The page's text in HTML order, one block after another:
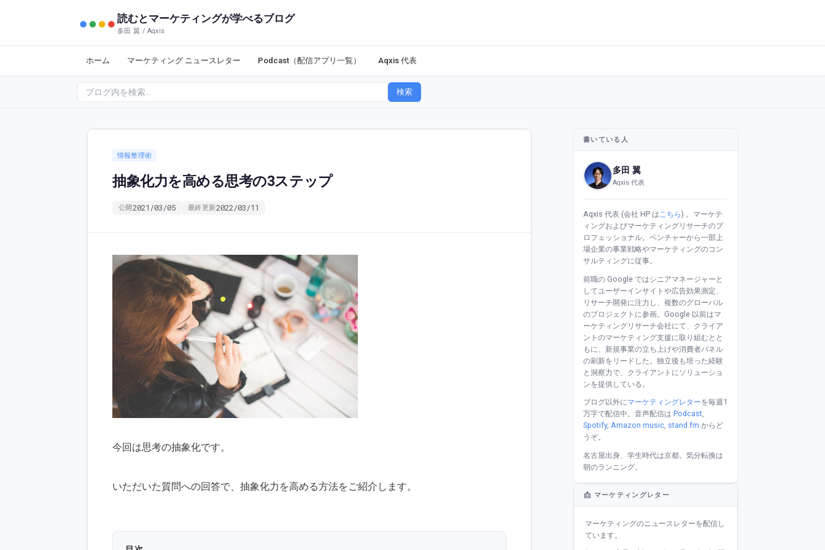
読むとマーケティングが学べるブログ
多田 翼 / Aqxis
ホーム マーケティング ニュースレター Podcast（配信アプリ一覧） Aqxis 代表
検索
情報整理術
抽象化力を高める思考の3ステップ
公開2021/03/05 最終更新2022/03/11
今回は思考の抽象化です。
いただいた質問への回答で、抽象化力を高める方法をご紹介します。
書いている人
多田 翼
Aqxis 代表
Aqxis 代表 (会社 HP はこちら) 。マーケテ
ィングおよびマーケティングリサーチのプ
ロフェッショナル。ベンチャーから一部上
場企業の事業戦略やマーケティングのコン
サルティングに従事。
前職の Google ではシニアマネージャーと
してユーザーインサイトや広告効果測定、
リサーチ開発に注力し、複数のグローバル
のプロジェクトに参画。Google 以前はマ
ーケティングリサーチ会社にて、クライア
ントのマーケティング支援に取り組むとと
もに、新規事業の立ち上げや消費者パネル
の刷新をリードした。独立後も培った経験
と洞察力で、クライアントにソリューショ
ンを提供している。
ブログ以外にマーケティングレターを毎週1
万字で配信中。音声配信は Podcast,
Spotify, Amazon music, stand.fm からど
うぞ。
名古屋出身、学生時代は京都。気分転換は
朝のランニング。
📩 マーケティングレター
マーケティングのニュースレターを配信し
ています。